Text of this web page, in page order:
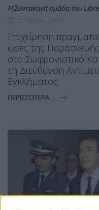
Η Συντακτική ομάδα του Libre
Επιχείρηση
ώρες της
στο Σωφρονιστικό
τη Διεύθυνση
Εγκλήματος.
ΠΕΡΙΣΣΌΤΕΡΑ ...